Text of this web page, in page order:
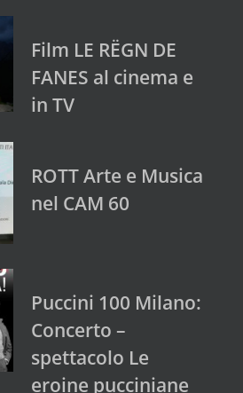
Film LE RËGN DE
FANES al cinema e
in TV
ROTT Arte e Musica
nel CAM 60
Puccini 100 Milano:
Concerto –
spettacolo Le
eroine pucciniane